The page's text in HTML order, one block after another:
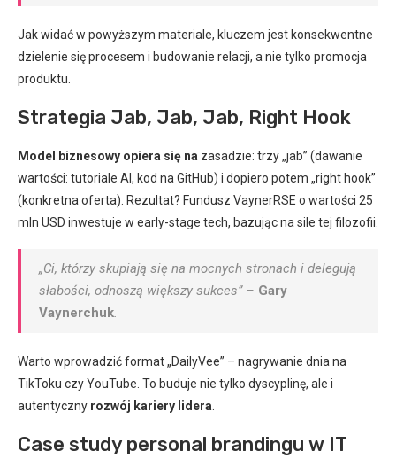
Jak widać w powyższym materiale, kluczem jest konsekwentne
dzielenie się procesem i budowanie relacji, a nie tylko promocja
produktu.
Strategia Jab, Jab, Jab, Right Hook
Model biznesowy opiera się na zasadzie: trzy „jab” (dawanie
wartości: tutoriale AI, kod na GitHub) i dopiero potem „right hook”
(konkretna oferta). Rezultat? Fundusz VaynerRSE o wartości 25
mln USD inwestuje w early-stage tech, bazując na sile tej filozofii.
„Ci, którzy skupiają się na mocnych stronach i delegują
słabości, odnoszą większy sukces” – Gary
Vaynerchuk.
Warto wprowadzić format „DailyVee” – nagrywanie dnia na
TikToku czy YouTube. To buduje nie tylko dyscyplinę, ale i
autentyczny rozwój kariery lidera
Case study personal brandingu w IT